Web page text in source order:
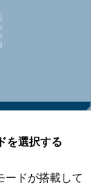
を選択する
ードが搭載して